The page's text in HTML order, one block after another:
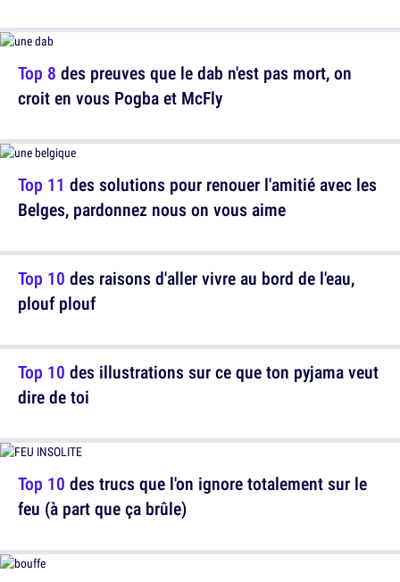
Top 8 des preuves que le dab n'est pas mort, on
croit en vous Pogba et McFly
Top 10 des raisons d'aller vivre au bord de l'eau,
plouf plouf
Top 10 des trucs que l'on ignore totalement sur le
feu (à part que ça brûle)
Top 11 des solutions pour renouer l'amitié avec les
Belges, pardonnez nous on vous aime
Top 10 des illustrations sur ce que ton pyjama veut
dire de toi